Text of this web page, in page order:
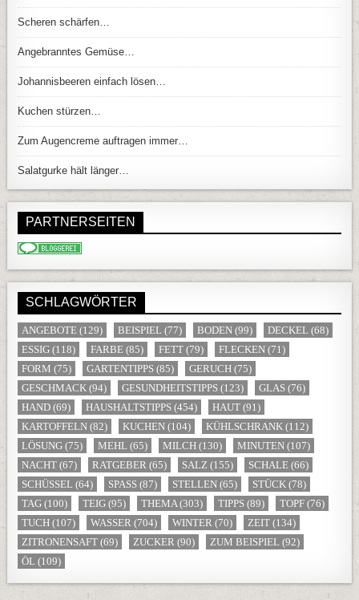
Scheren schärfen…
Angebranntes Gemüse…
Johannisbeeren einfach lösen…
Kuchen stürzen…
Zum Augencreme auftragen immer…
Salatgurke hält länger…
PARTNERSEITEN
SCHLAGWÖRTER
ANGEBOTE (129) BEISPIEL (77) BODEN (99) DECKEL (68)
ESSIG (118) FARBE (85) FETT (79) FLECKEN (71)
FORM (75) GARTENTIPPS (85) GERUCH (75)
GESCHMACK (94) GESUNDHEITSTIPPS (123) GLAS (76)
HAND (69) HAUSHALTSTIPPS (454) HAUT (91)
KARTOFFELN (82) KUCHEN (104) KÜHLSCHRANK (112)
LÖSUNG (75) MEHL (65) MILCH (130) MINUTEN (107)
NACHT (67) RATGEBER (65) SALZ (155) SCHALE (66)
SCHÜSSEL (64) SPASS (87) STELLEN (65) STÜCK (78)
TAG (100) TEIG (95) THEMA(303) TIPPS (89) TOPF (76)
TUCH (107) WASSER (704) WINTER (70) ZEIT (134)
ZITRONENSAFT (69) ZUCKER (90) ZUM BEISPIEL (92)
ÖL (109)